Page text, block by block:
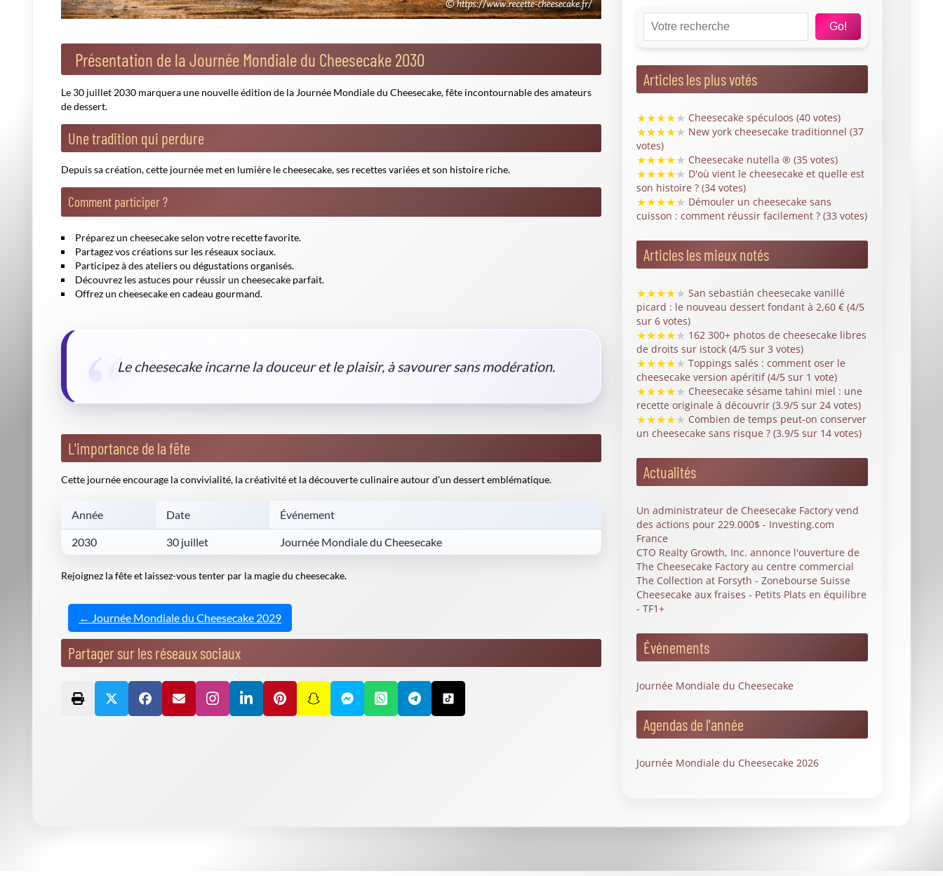
Présentation de la Journée Mondiale du Cheesecake 2030
Le 30 juillet 2030 marquera une nouvelle édition de la Journée Mondiale du Cheesecake, fête incontournable des amateurs
de dessert.
Une tradition qui perdure
Depuis sa création, cette journée met en lumière le cheesecake, ses recettes variées et son histoire riche.
Comment participer ?
Préparez un cheesecake selon votre recette favorite.
Partagez vos créations sur les réseaux sociaux.
Participez à des ateliers ou dégustations organisés.
Découvrez les astuces pour réussir un cheesecake parfait.
Offrez un cheesecake en cadeau gourmand.
Le cheesecake incarne la douceur et le plaisir, à savourer sans modération.
L'importance de la fête
Cette journée encourage la convivialité, la créativité et la découverte culinaire autour d'un dessert emblématique.
Année Date Événement
2030 30 juillet Journée Mondiale du Cheesecake
Rejoignez la fête et laissez-vous tenter par la magie du cheesecake.
← Journée Mondiale du Cheesecake 2029
Partager sur les réseaux sociaux
Go!
Articles les plus votés
★★★★★ Cheesecake spéculoos (40 votes)
★★★★★ New york cheesecake traditionnel (37
votes)
★★★★★ Cheesecake nutella ® (35 votes)
★★★★★ D'où vient le cheesecake et quelle est
son histoire ? (34 votes)
★★★★★ Démouler un cheesecake sans
cuisson : comment réussir facilement ? (33 votes)
Articles les mieux notés
★★★★★ San sebastián cheesecake vanillé
picard : le nouveau dessert fondant à 2,60 € (4/5
sur 6 votes)
★★★★★ 162 300+ photos de cheesecake libres
de droits sur istock (4/5 sur 3 votes)
★★★★★ Toppings salés : comment oser le
cheesecake version apéritif (4/5 sur 1 vote)
★★★★★ Cheesecake sésame tahini miel : une
recette originale à découvrir (3.9/5 sur 24 votes)
★★★★★ Combien de temps peut-on conserver
un cheesecake sans risque ? (3.9/5 sur 14 votes)
Actualités
Un administrateur de Cheesecake Factory vend
des actions pour 229.000$ - Investing.com
France
CTO Realty Growth, Inc. annonce l'ouverture de
The Cheesecake Factory au centre commercial
The Collection at Forsyth - Zonebourse Suisse
Cheesecake aux fraises - Petits Plats en équilibre
- TF1+
Événements
Journée Mondiale du Cheesecake
Agendas de l'année
Journée Mondiale du Cheesecake 2026